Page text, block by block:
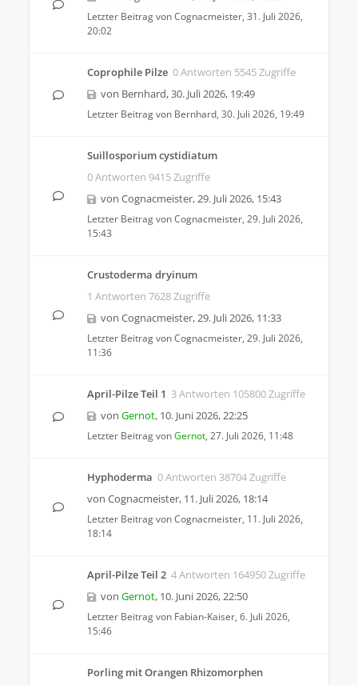
Letzter Beitrag vonCognacmeister, 31. Juli 2026,
20:02
Coprophile Pilze 0 Antworten 5545 Zugriffe
von Bernhard,30. Juli 2026, 19:49
Letzter Beitrag von Bernhard, 30. Juli 2026, 19:49
Suillosporium cystidiatum
0 Antworten 9415 Zugriffe
von Cognacmeister,29. Juli 2026, 15:43
Letzter Beitrag vonCognacmeister, 29. Juli 2026,
15:43
Crustoderma dryinum
1 Antworten 7628 Zugriffe
von Cognacmeister,29. Juli 2026, 11:33
Letzter Beitrag vonCognacmeister, 29. Juli 2026,
11:36
April-Pilze Teil 1 3 Antworten 105800 Zugriffe
von Gernot, 10. Juni 2026, 22:25
Letzter Beitrag vonGernot, 27. Juli 2026, 11:48
Hyphoderma 0 Antworten 38704 Zugriffe
von Cognacmeister, 11. Juli 2026, 18:14
Letzter Beitrag vonCognacmeister, 11. Juli 2026,
18:14
April-Pilze Teil 2 4 Antworten 164950 Zugriffe
von Gernot, 10. Juni 2026, 22:50
Letzter Beitrag von Fabian-Kaiser, 6. Juli 2026,
15:46
Porling mit Orangen Rhizomorphen